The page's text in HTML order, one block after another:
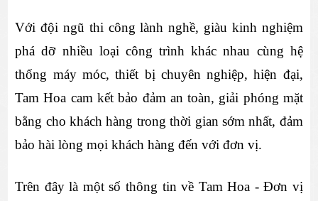
Với đội ngũ thi công lành nghề, giàu kinh nghiệm
phá dỡ nhiều loại công trình khác nhau cùng hệ
thống máy móc, thiết bị chuyên nghiệp, hiện đại,
Tam Hoa cam kết bảo đảm an toàn, giải phóng mặt
bằng cho khách hàng trong thời gian sớm nhất, đảm
bảo hài lòng mọi khách hàng đến với đơn vị.
Trên đây là một số thông tin về Tam Hoa - Đơn vị